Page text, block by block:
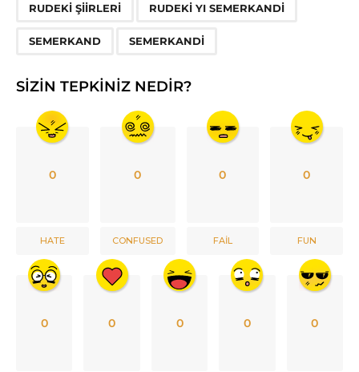
RUDEKI ŞIIRLERI RUDEKI YI SEMERKANDI
SEMERKAND SEMERKANDI
SIZIN TEPKINIZ NEDIR?
0
HATE
0
CONFUSED
0
FAIL
0
FUN
0 0 0 0 0